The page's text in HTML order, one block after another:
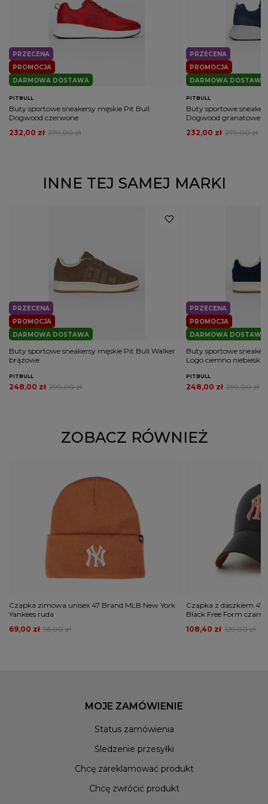
PROMOCJA
PRZECENA
DARMOWA DOSTAWA
PITBULL
Buty sportowe sneakersy męskie Pit Bull
Dogwood czerwone
279,00 zł
232,00 zł
PROMOCJA
PRZECENA
DARMOWA DOSTAWA
PITBULL
Buty sportowe
Dogwood granatowe
279,00 zł
232,00 zł
INNE TEJ SAMEJ MARKI
PROMOCJA
PRZECENA
DARMOWA DOSTAWA
Buty sportowe sneakersy męskie Pit Bull Walker
brązowe
PITBULL
299,00 zł
248,00 zł
PROMOCJA
PRZECENA
DARMOWA DOSTAWA
Buty sportowe
Logo ciemno niebieskie
PITBULL
299,00 zł
248,00 zł
ZOBACZ RÓWNIEŻ
Czapka zimowa unisex 47 Brand MLB New York
Yankees ruda
95,00 zł
69,00 zł
Czapka z daszkiem 47
Black Free Form czarna
129,00 zł
108,40 zł
MOJE ZAMÓWIENIE
Status zamówienia
Śledzenie przesyłki
Chcę zareklamować produkt
Chcę zwrócić produkt